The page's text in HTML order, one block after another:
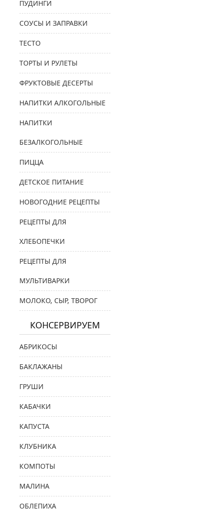
ПУДИНГИ
СОУСЫ И ЗАПРАВКИ
ТЕСТО
ТОРТЫ И РУЛЕТЫ
ФРУКТОВЫЕ ДЕСЕРТЫ
НАПИТКИ АЛКОГОЛЬНЫЕ
НАПИТКИ
БЕЗАЛКОГОЛЬНЫЕ
ПИЦЦА
ДЕТСКОЕ ПИТАНИЕ
НОВОГОДНИЕ РЕЦЕПТЫ
РЕЦЕПТЫ ДЛЯ
ХЛЕБОПЕЧКИ
РЕЦЕПТЫ ДЛЯ
МУЛЬТИВАРКИ
МОЛОКО, СЫР, ТВОРОГ
КОНСЕРВИРУЕМ
АБРИКОСЫ
БАКЛАЖАНЫ
ГРУШИ
КАБАЧКИ
КАПУСТА
КЛУБНИКА
КОМПОТЫ
МАЛИНА
ОБЛЕПИХА